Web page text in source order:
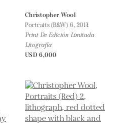
Christopher Wool
Portraits (B&W) 6, 2014
Print De Edición Limitada
Litografía
USD 6,000